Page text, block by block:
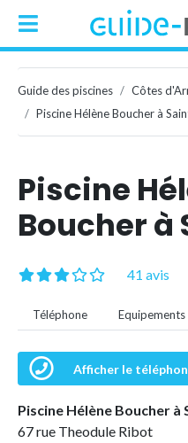
Guide des piscines Côtes
Piscine Hélène Boucher à
Piscine
Boucher
41 avis
Téléphone Equipements
Afficher le
Piscine Hélène Boucher à
67 rue Theodule Ribot